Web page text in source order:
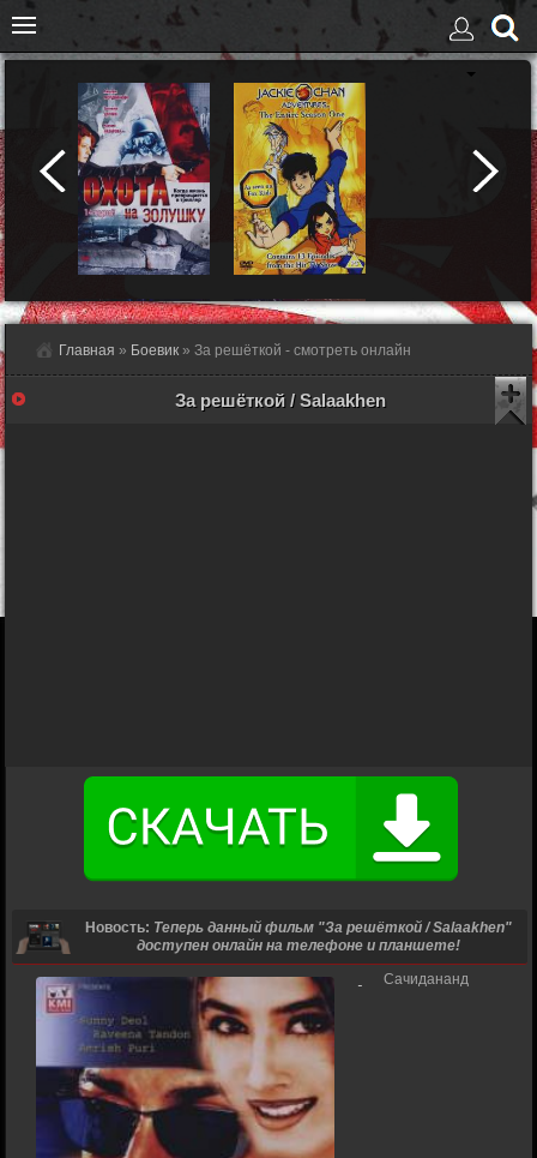
Главная » Боевик » За решёткой - смотреть онлайн
За решёткой / Salaakhen
Новость: Теперь данный фильм "За решёткой / Salaakhen"
доступен онлайн на телефоне и планшете!
Сачидананд